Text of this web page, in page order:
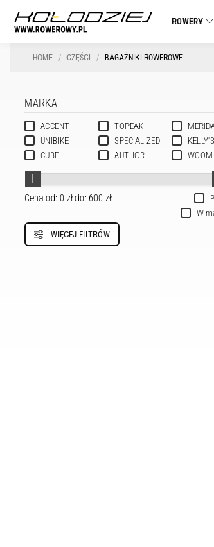
ROWERY
HOME CZĘŚCI BAGAŻNIKI ROWEROWE
MARKA
ACCENT
UNIBIKE
CUBE
TOPEAK
SPECIALIZED
AUTHOR
KELLY'S
WOOM
Cena od: 0 złdo: 600 zł
W
WIĘCEJ FILTRÓW